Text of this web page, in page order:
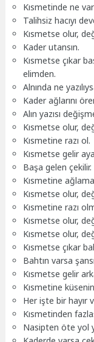
Kısmetinde ne
Talihsiz hacıyı
Kısmetse olur,
Kader utansın.
Kısmetse çıkar
elimden.
Alnında ne
Kader ağlarını
Alın yazısı
Kısmetse olur,
Kısmetine razı ol.
Kısmetse gelir
Başa gelen çekilir.
Kısmetine
Kısmetse olur,
Kısmetine razı
Kısmetse olur,
Kısmetse olur,
Kısmetse çıkar
Bahtın varsa
Kısmetse gelir
Kısmetine
Her işte bir hayır
Kısmetinden
Nasipten öte yol